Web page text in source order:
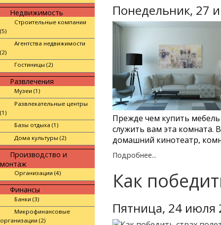
Недвижимость
Строительные компании
(5)
Агентства недвижимости
(2)
Гостиницы (2)
Развлечения
Музеи (1)
Развлекательные центры
(1)
Базы отдыха (1)
Дома культуры (2)
Производство и
монтаж
Организации (4)
Финансы
Банки (3)
Микрофинансовые
организации (2)
Понедельник, 27
Прежде чем купить
служить вам эта комната.
домашний кинотеатр,
Подробнее...
Как
Пятница, 24 июля